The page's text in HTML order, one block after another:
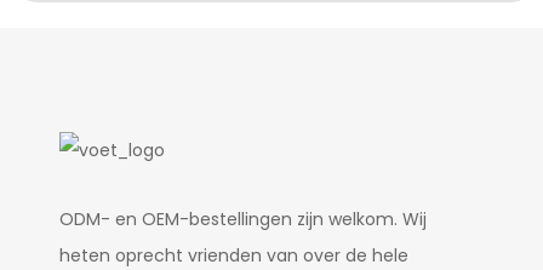
ODM- en OEM-bestellingen zijn welkom. Wij
heten oprecht vrienden van over de hele